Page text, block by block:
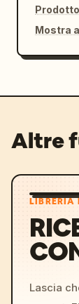
Prodotto
Mostra
Altre
LIBRERIA
Lascia